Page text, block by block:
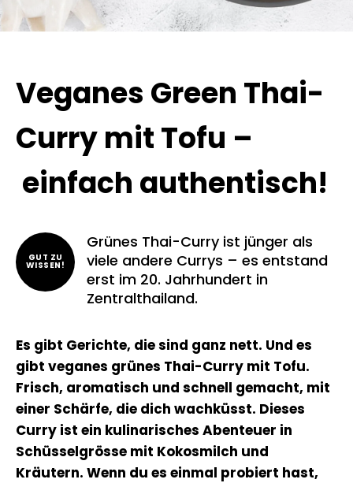
Veganes Green Thai-
Curry mit Tofu –
einfach authentisch!
GUT ZU
WISSEN!
Grünes Thai-Curry ist jünger als
viele andere Currys – es entstand
erst im 20. Jahrhundert in
Zentralthailand.
Es gibt Gerichte, die sind ganz nett. Und es
gibt veganes grünes Thai-Curry mit Tofu.
Frisch, aromatisch und schnell gemacht, mit
einer Schärfe, die dich wachküsst. Dieses
Curry ist ein kulinarisches Abenteuer in
Schüsselgrösse mit Kokosmilch und
Kräutern. Wenn du es einmal probiert hast,